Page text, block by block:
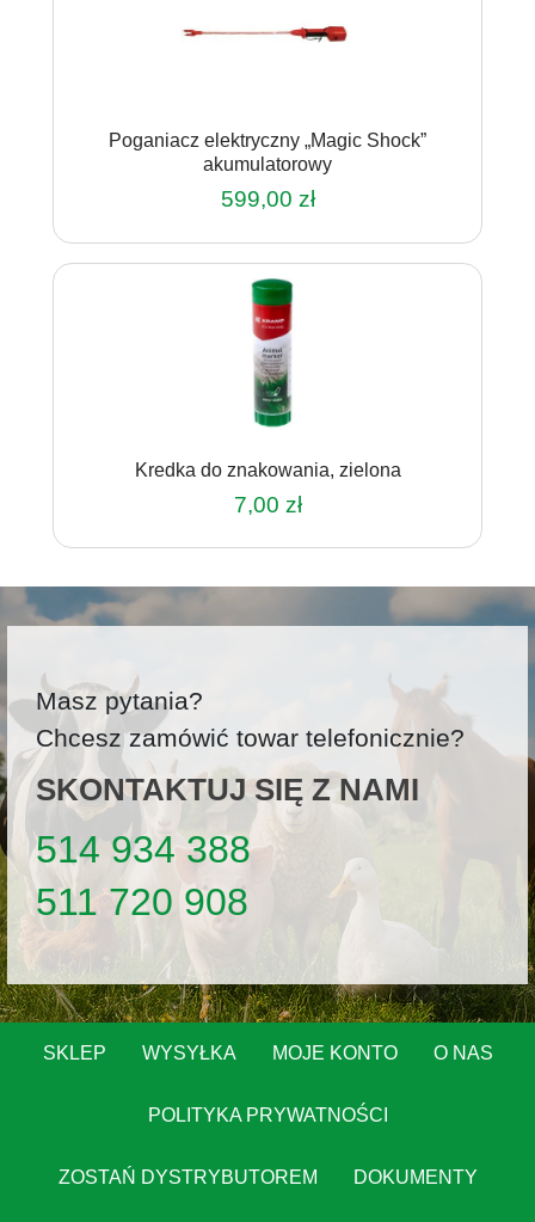
Poganiacz elektryczny „Magic Shock”
akumulatorowy
599,00 zł
Kredka do znakowania, zielona
7,00 zł
Masz pytania?
Chcesz zamówić towar telefonicznie?
SKONTAKTUJ SIĘ Z NAMI
514 934 388
511 720 908
SKLEP WYSYŁKA MOJE KONTO O NAS
POLITYKA PRYWATNOŚCI
ZOSTAŃ DYSTRYBUTOREM DOKUMENTY